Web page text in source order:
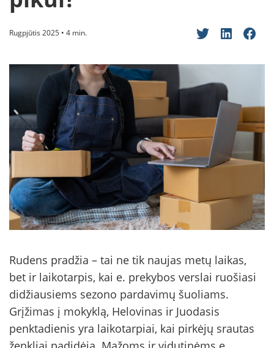
Rugpjūtis 2025 • 4 min.
Rudens pradžia – tai ne tik naujas metų laikas,
bet ir laikotarpis, kai e. prekybos verslai ruošiasi
didžiausiems sezono pardavimų šuoliams.
Grįžimas į mokyklą, Helovinas ir Juodasis
penktadienis yra laikotarpiai, kai pirkėjų srautas